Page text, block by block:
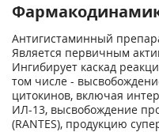
Антигистаминный
Является первичным
Ингибирует каскад
том числе -
цитокинов, включая
ИЛ-13, высвобождение
(RANTES), продукцию